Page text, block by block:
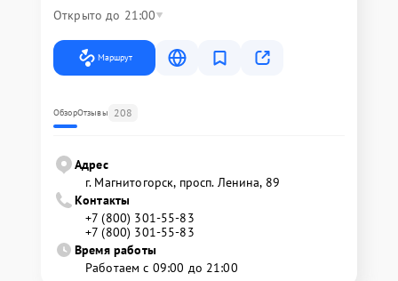
Открыто до 21:00
Маршрут
ОбзорОтзывы 208
Адрес
г. Магнитогорск, просп. Ленина, 89
Контакты
+7 (800) 301-55-83
+7 (800) 301-55-83
Время работы
Работаем с 09:00 до 21:00